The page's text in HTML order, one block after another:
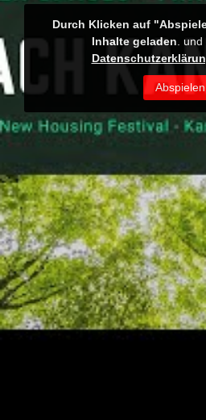
Durch Klicken auf
Inhalte geladen .
Abspielen